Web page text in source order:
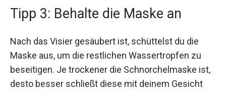
Tipp 3: Behalte die Maske an
Nach das Visier gesäubert ist, schüttelst du die
Maske aus, um die restlichen Wassertropfen zu
beseitigen. Je trockener die Schnorchelmaske ist,
desto besser schließt diese mit deinem Gesicht